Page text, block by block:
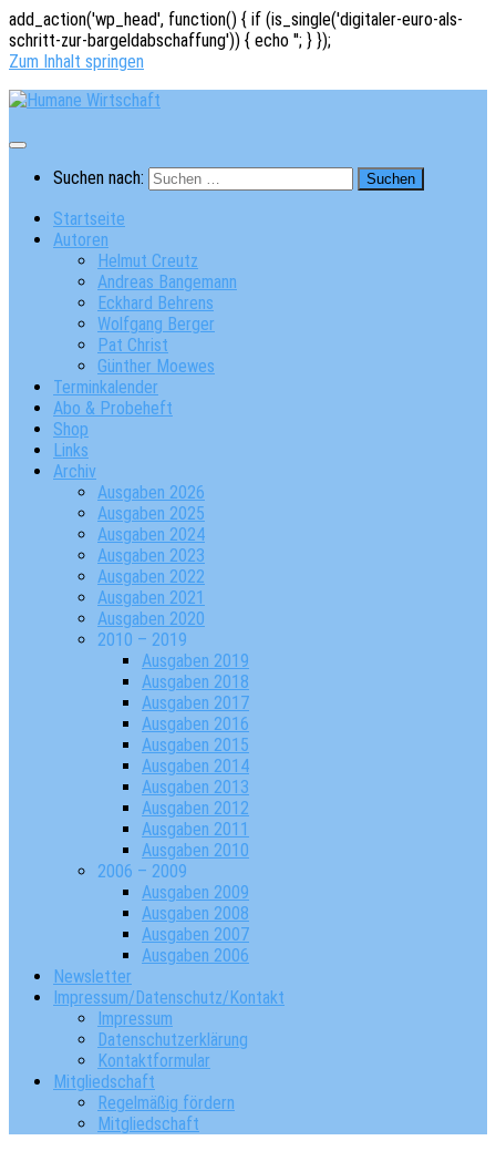
add_action('wp_head', function() { if (is_single('digitaler-euro-als-
schritt-zur-bargeldabschaffung')) { echo ''; } });
Zum Inhalt springen
Suchen nach:
Startseite
Autoren
Helmut Creutz
Andreas Bangemann
Eckhard Behrens
Wolfgang Berger
Pat Christ
Günther Moewes
Terminkalender
Abo & Probeheft
Shop
Links
Archiv
Ausgaben 2026
Ausgaben 2025
Ausgaben 2024
Ausgaben 2023
Ausgaben 2022
Ausgaben 2021
Ausgaben 2020
2010 – 2019
Ausgaben 2019
Ausgaben 2018
Ausgaben 2017
Ausgaben 2016
Ausgaben 2015
Ausgaben 2014
Ausgaben 2013
Ausgaben 2012
Ausgaben 2011
Ausgaben 2010
2006 – 2009
Ausgaben 2009
Ausgaben 2008
Ausgaben 2007
Ausgaben 2006
Newsletter
Impressum/Datenschutz/Kontakt
Impressum
Datenschutzerklärung
Kontaktformular
Mitgliedschaft
Regelmäßig fördern
Mitgliedschaft